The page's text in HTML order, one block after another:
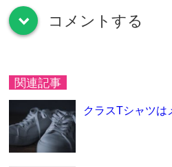
down コメントする
関連記事
クラスTシャツは